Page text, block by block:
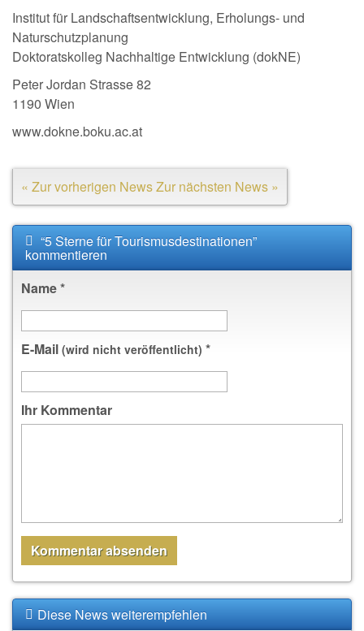
Institut für Landschaftsentwicklung, Erholungs- und
Naturschutzplanung
Doktoratskolleg Nachhaltige Entwicklung (dokNE)
Peter Jordan Strasse 82
1190 Wien
www.dokne.boku.ac.at
« Zur vorherigen NewsZur nächsten News »
“5 Sterne für Tourismusdestinationen”
kommentieren
Name*
E-Mail (wird nicht veröffentlicht) *
Ihr Kommentar
Diese News weiterempfehlen